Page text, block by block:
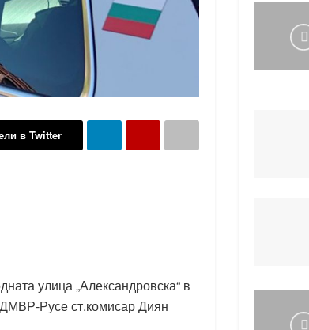
в Twitter
улица „Александровска“ в
Русе ст.комисар Диян